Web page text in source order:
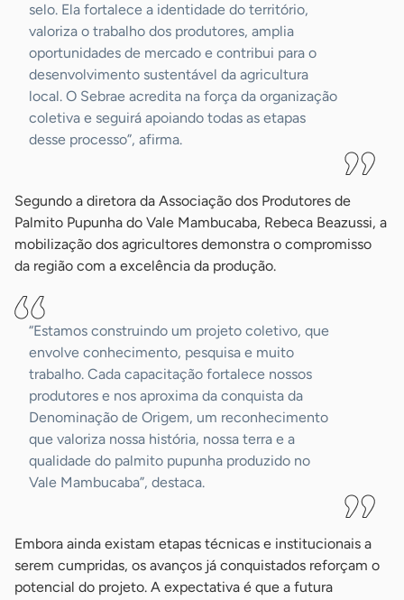
selo. Ela fortalece a identidade do território,
valoriza o trabalho dos produtores, amplia
oportunidades de mercado e contribui para o
desenvolvimento sustentável da agricultura
local. O Sebrae acredita na força da organização
coletiva e seguirá apoiando todas as etapas
desse processo”, afirma.
Segundo a diretora da Associação dos Produtores de
Palmito Pupunha do Vale Mambucaba, Rebeca Beazussi, a
mobilização dos agricultores demonstra o compromisso
da região com a excelência da produção.
“Estamos construindo um projeto coletivo, que
envolve conhecimento, pesquisa e muito
trabalho. Cada capacitação fortalece nossos
produtores e nos aproxima da conquista da
Denominação de Origem, um reconhecimento
que valoriza nossa história, nossa terra e a
qualidade do palmito pupunha produzido no
Vale Mambucaba”, destaca.
Embora ainda existam etapas técnicas e institucionais a
serem cumpridas, os avanços já conquistados reforçam o
potencial do projeto. A expectativa é que a futura